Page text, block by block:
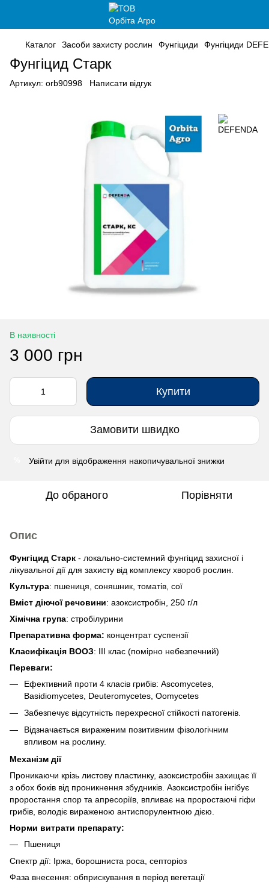
Каталог Засоби захисту рослин Фунгіциди Фунгіциди
Фунгіцид Старк
Артикул: orb90998 Написати відгук
В наявності
3 000 грн
Купити
Замовити швидко
Увійти для відображення накопичувальної знижки
До обраного Порівняти
Опис
Фунгіцид Старк - локально-системний фунгіцид захисної і
лікувальної дії для захисту від комплексу хвороб рослин.
Культура: пшениця, соняшник, томатів, сої
Вміст діючої речовини: азоксистробін, 250 г/л
Хімічна група: стробілурини
Препаративна форма: концентрат суспензії
Класифікація ВООЗ: ІІІ клас (помірно небезпечний)
Переваги:
Ефективний проти 4 класів грибів: Ascomycetes,
Basidiomycetes, Deuteromycetes, Oomycetes
Забезпечує відсутність перехресної стійкості патогенів.
Відзначається вираженим позитивним фізологічним
впливом на рослину.
Механізм дії
Проникаючи крізь листову пластинку, азоксистробін захищає її
з обох боків від проникнення збудників. Азоксистробін інгібує
проростання спор та апресоріїв, впливає на проростаючі гіфи
грибів, володіє вираженою антиспорулентною дією.
Норми витрати препарату:
Пшениця
Спектр дії: Іржа, борошниста роса, септоріоз
Фаза внесення: обприскування в період вегетації